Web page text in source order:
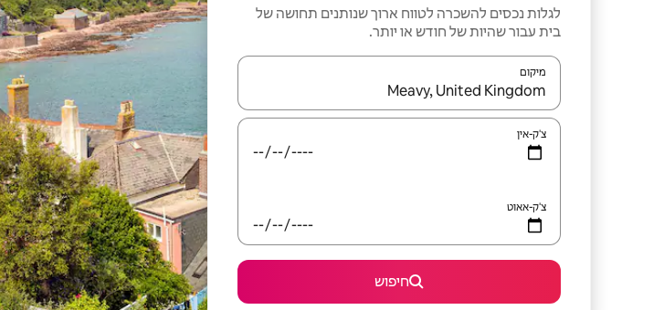
לגלות נכסים להשכרה לטווח ארוך שנותנים תחושה של
בית עבור שהיות של חודש או יותר.
מיקום
כאשר התוצאות יהיו זמינות, יש לנווט עם מקשי החיצים למעלה ולמטה או לעיין בעזרת תנועות מגע או החלקה.
צ'ק-אין
צ'ק-אאוט
חיפוש